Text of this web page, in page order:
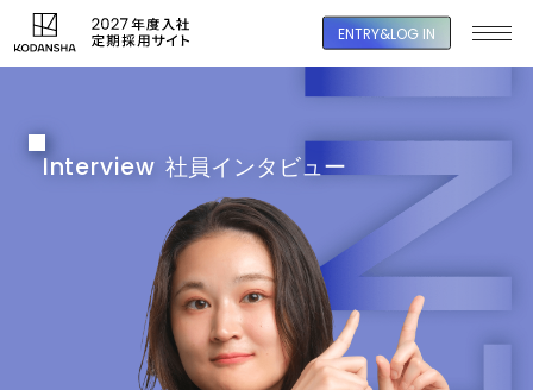
ENTRY&LOG IN
Interview 社員インタビュー